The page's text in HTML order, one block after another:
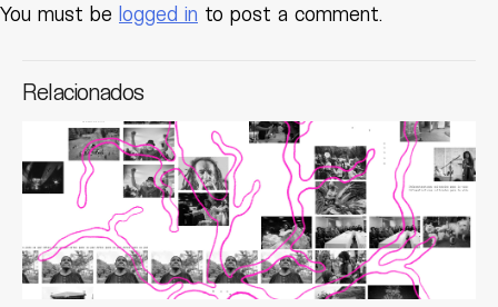
You must be logged in to post a comment.
Relacionados